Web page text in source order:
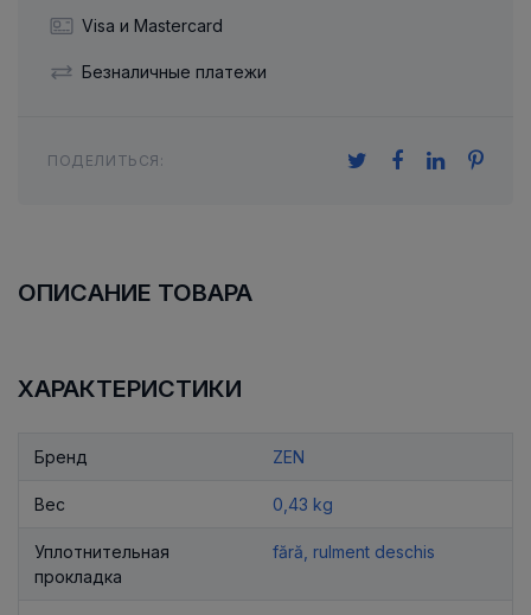
Visa и Mastercard
Безналичные платежи
ПОДЕЛИТЬСЯ:
ОПИСАНИЕ ТОВАРА
ХАРАКТЕРИСТИКИ
Бренд ZEN
Вес 0,43 kg
Уплотнительная
прокладка
fără, rulment deschis